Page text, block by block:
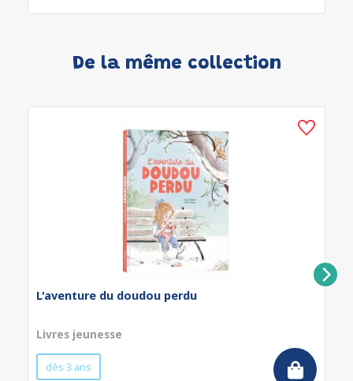
De la même collection
L'aventure du doudou perdu
Livres jeunesse
dès 3 ans